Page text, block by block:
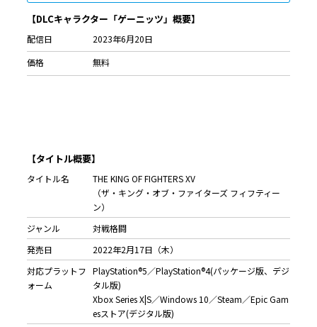
【DLCキャラクター「ゲーニッツ」概要】
配信日
2023年6月20日
価格
無料
【タイトル概要】
タイトル名
THE KING OF FIGHTERS XV
（ザ・キング・オブ・ファイターズ フィフティー
ン）
ジャンル
対戦格闘
発売日
2022年2月17日（木）
対応プラットフ
ォーム
PlayStation®5／PlayStation®4(パッケージ版、デジ
タル版)
Xbox Series X|S／Windows 10／Steam／Epic Gam
esストア(デジタル版)